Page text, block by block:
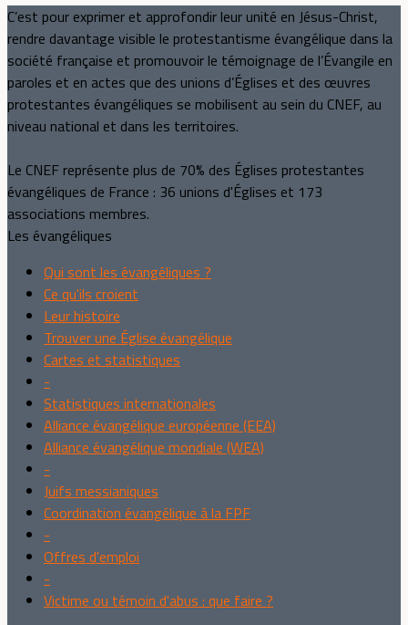
C’est pour exprimer et approfondir leur unité en Jésus-Christ,
rendre davantage visible le protestantisme évangélique dans la
société française et promouvoir le témoignage de l’Évangile en
paroles et en actes que des unions d’Églises et des œuvres
protestantes évangéliques se mobilisent au sein du CNEF, au
niveau national et dans les territoires.
Le CNEF représente plus de 70% des Églises protestantes
évangéliques de France : 36 unions d'Églises et 173
associations membres.
Les évangéliques
Qui sont les évangéliques ?
Ce qu'ils croient
Leur histoire
Trouver une Église évangélique
Cartes et statistiques
-
Statistiques internationales
Alliance évangélique européenne (EEA)
Alliance évangélique mondiale (WEA)
-
Juifs messianiques
Coordination évangélique à la FPF
-
Offres d'emploi
-
Victime ou témoin d'abus : que faire ?